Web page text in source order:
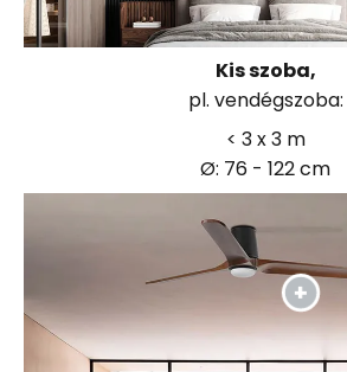
Kis szoba,
pl. vendégszoba:
< 3 x 3 m
Ø: 76 - 122 cm